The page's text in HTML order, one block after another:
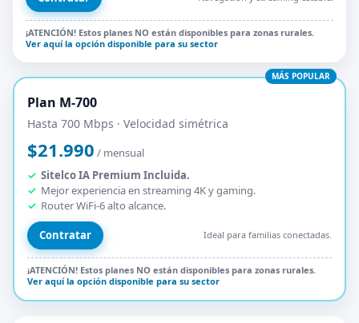
¡ATENCIÓN! Estos planes NO están disponibles para zonas rurales.
Ver aquí la opción disponible para su sector
MÁS POPULAR
Plan M-700
Hasta 700 Mbps · Velocidad simétrica
$21.990 / mensual
Sitelco IA Premium Incluida.
Mejor experiencia en streaming 4K y gaming.
Router WiFi-6 alto alcance.
Contratar Ideal para familias conectadas.
¡ATENCIÓN! Estos planes NO están disponibles para zonas rurales.
Ver aquí la opción disponible para su sector